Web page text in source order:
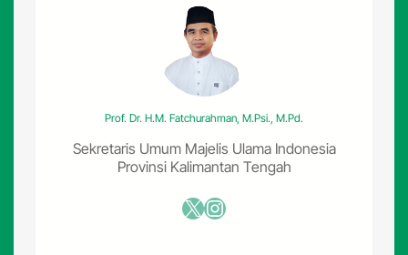
Prof. Dr. H.M. Fatchurahman, M.Psi., M.Pd.
Sekretaris Umum Majelis Ulama Indonesia
Provinsi Kalimantan Tengah
X Instagram